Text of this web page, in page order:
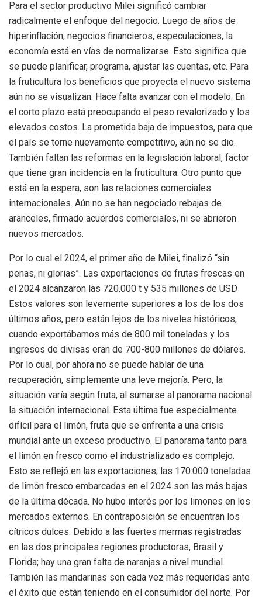
Para el sector productivo Milei significó cambiar
radicalmente el enfoque del negocio. Luego de años de
hiperinflación, negocios financieros, especulaciones, la
economía está en vías de normalizarse. Esto significa que
se puede planificar, programa, ajustar las cuentas, etc. Para
la fruticultura los beneficios que proyecta el nuevo sistema
aún no se visualizan. Hace falta avanzar con el modelo. En
el corto plazo está preocupando el peso revalorizado y los
elevados costos. La prometida baja de impuestos, para que
el país se torne nuevamente competitivo, aún no se dio.
También faltan las reformas en la legislación laboral, factor
que tiene gran incidencia en la fruticultura. Otro punto que
está en la espera, son las relaciones comerciales
internacionales. Aún no se han negociado rebajas de
aranceles, firmado acuerdos comerciales, ni se abrieron
nuevos mercados.
Por lo cual el 2024, el primer año de Milei, finalizó “sin
penas, ni glorias”. Las exportaciones de frutas frescas en
el 2024 alcanzaron las 720.000 t y 535 millones de USD
Estos valores son levemente superiores a los de los dos
últimos años, pero están lejos de los niveles históricos,
cuando exportábamos más de 800 mil toneladas y los
ingresos de divisas eran de 700-800 millones de dólares.
Por lo cual, por ahora no se puede hablar de una
recuperación, simplemente una leve mejoría. Pero, la
situación varía según fruta, al sumarse al panorama nacional
la situación internacional. Esta última fue especialmente
difícil para el limón, fruta que se enfrenta a una crisis
mundial ante un exceso productivo. El panorama tanto para
el limón en fresco como el industrializado es complejo.
Esto se reflejó en las exportaciones; las 170.000 toneladas
de limón fresco embarcadas en el 2024 son las más bajas
de la última década. No hubo interés por los limones en los
mercados externos. En contraposición se encuentran los
cítricos dulces. Debido a las fuertes mermas registradas
en las dos principales regiones productoras, Brasil y
Florida; hay una gran falta de naranjas a nivel mundial.
También las mandarinas son cada vez más requeridas ante
el éxito que están teniendo en el consumidor del norte. Por